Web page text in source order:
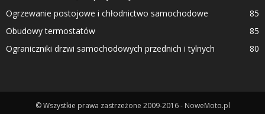
Ogrzewanie postojowe i chłodnictwo samochodowe
85
Obudowy termostatów
85
Ograniczniki drzwi samochodowych przednich i tylnych
80
© Wszystkie prawa zastrzeżone 2009-2016 - NoweMoto.pl